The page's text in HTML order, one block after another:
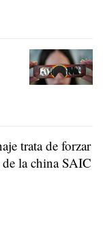
trata de forzar
de la china SAIC